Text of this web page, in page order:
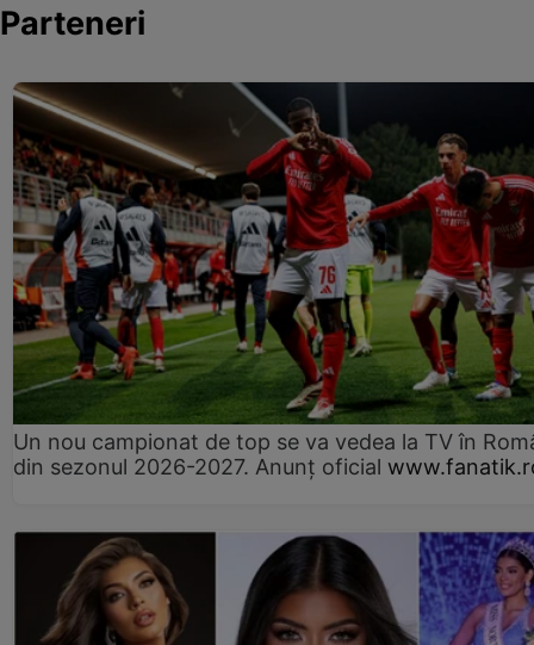
Parteneri
Un nou campionat de top se va vedea la TV în
din sezonul 2026-2027. Anunț oficial